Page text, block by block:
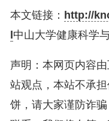
合发展。
本文链接： http://
中山大学健康科学
声明：本网页内容
站观点，本站不承
饼，请大家谨防诈